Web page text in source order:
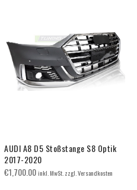
AUDI A8 D5 Stoßstange S8 Optik
2017-2020
€1,700.00inkl. MwSt. zzgl. Versandkosten